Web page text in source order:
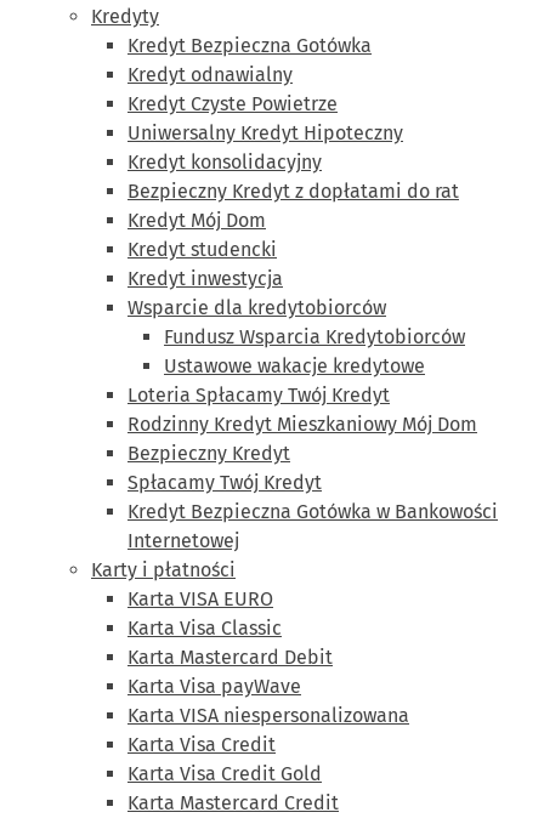
Kredyty
Kredyt Bezpieczna Gotówka
Kredyt odnawialny
Kredyt Czyste Powietrze
Uniwersalny Kredyt Hipoteczny
Kredyt konsolidacyjny
Bezpieczny Kredyt z dopłatami do rat
Kredyt Mój Dom
Kredyt studencki
Kredyt inwestycja
Wsparcie dla kredytobiorców
Fundusz Wsparcia Kredytobiorców
Ustawowe wakacje kredytowe
Loteria Spłacamy Twój Kredyt
Rodzinny Kredyt Mieszkaniowy Mój Dom
Bezpieczny Kredyt
Spłacamy Twój Kredyt
Kredyt Bezpieczna Gotówka w Bankowości
Internetowej
Karty i płatności
Karta VISA EURO
Karta Visa Classic
Karta Mastercard Debit
Karta Visa payWave
Karta VISA niespersonalizowana
Karta Visa Credit
Karta Visa Credit Gold
Karta Mastercard Credit